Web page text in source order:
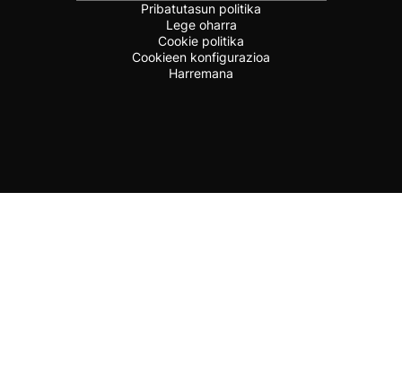
Pribatutasun politika
Lege oharra
Cookie politika
Cookieen konfigurazioa
Harremana